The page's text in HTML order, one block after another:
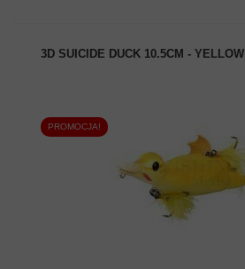
3D SUICIDE DUCK 10.5CM - YELLOW
ZOBACZ PRODUKT
PROMOCJA!